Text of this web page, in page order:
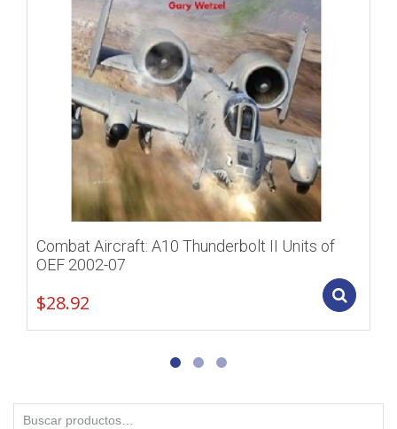
Combat Aircraft: A10 Thunderbolt II Units of
OEF 2002-07
$28.92
Buscar